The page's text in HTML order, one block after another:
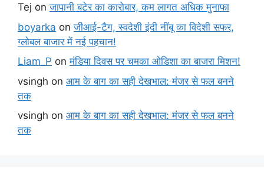
Tej onजापानी बटेर का कारोबार, कम लागत अधिक मुनाफा
boyarka onजीआई-टैग, स्वदेशी इंदी नींबू का विदेशी सफर,
ग्लोबल बाजार में नई पहचान!
Liam_P onमंडिया दिवस पर चमका ओडिशा का बाजरा मिशन!
vsingh on आम के बाग का सही देखभाल: मंजर से फल बनने
तक
vsingh on आम के बाग का सही देखभाल: मंजर से फल बनने
तक